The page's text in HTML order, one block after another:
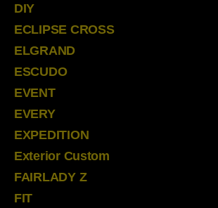
DIY
ECLIPSE CROSS
ELGRAND
ESCUDO
EVENT
EVERY
EXPEDITION
Exterior Custom
FAIRLADY Z
FIT